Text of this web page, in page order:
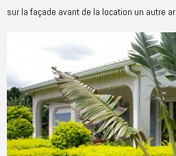
sur la façade avant de la location un autre